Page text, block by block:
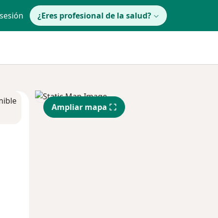
¿Eres profesional de la salud?
Ampliar mapa